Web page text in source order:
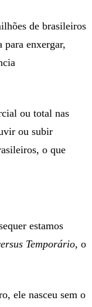
de brasileiros
enxergar,
ou total nas
ou subir
o que
estamos
Temporário, o
ele nasceu sem o